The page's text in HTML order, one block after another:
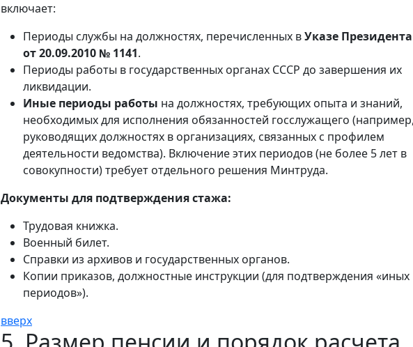
включает:
Периоды службы на должностях, перечисленных вУказе
от 20.09.2010 № 1141.
Периоды работы в государственных органах СССР до завершения их
ликвидации.
Иные периоды работы на должностях, требующих опыта и знаний,
необходимых для исполнения обязанностей госслужащего
руководящих должностях в организациях, связанных с профилем
деятельности ведомства). Включение этих периодов (не более 5 лет в
совокупности) требует отдельного решения Минтруда.
Документы для подтверждения стажа:
Трудовая книжка.
Военный билет.
Справки из архивов и государственных органов.
Копии приказов, должностные инструкции (для подтверждения «иных
периодов»).
вверх